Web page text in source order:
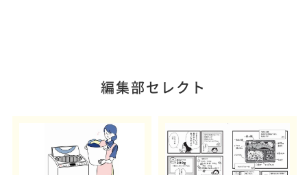
編集部セレクト